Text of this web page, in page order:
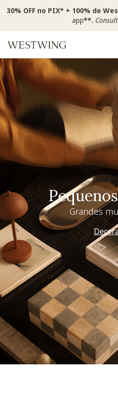
30% OFF no PIX* + 100% de
app**.
Grandes